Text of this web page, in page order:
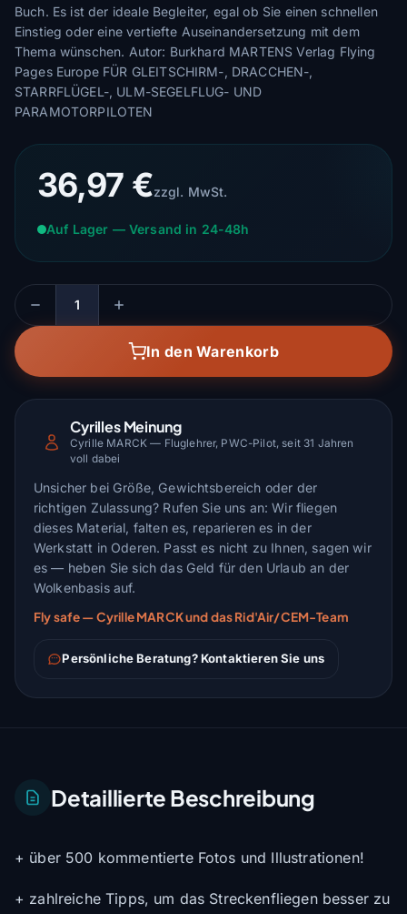
Buch. Es ist der ideale Begleiter, egal ob Sie einen schnellen
Einstieg oder eine vertiefte Auseinandersetzung mit dem
Thema wünschen. Autor: Burkhard MARTENS Verlag Flying
Pages Europe FÜR GLEITSCHIRM-, DRACCHEN-,
STARRFLÜGEL-, ULM-SEGELFLUG- UND
PARAMOTORPILOTEN
36,97 €zzgl. MwSt.
Auf Lager — Versand in 24-48h
Menge
In den Warenkorb
Cyrilles Meinung
Cyrille MARCK — Fluglehrer, PWC-Pilot, seit 31 Jahren
voll dabei
Unsicher bei Größe, Gewichtsbereich oder der
richtigen Zulassung? Rufen Sie uns an: Wir fliegen
dieses Material, falten es, reparieren es in der
Werkstatt in Oderen. Passt es nicht zu Ihnen, sagen wir
es — heben Sie sich das Geld für den Urlaub an der
Wolkenbasis auf.
Fly safe — Cyrille MARCK und das Rid'Air/CEM-Team
Persönliche Beratung? Kontaktieren Sie uns
Detaillierte Beschreibung
+ über 500 kommentierte Fotos und Illustrationen!
+ zahlreiche Tipps, um das Streckenfliegen besser zu